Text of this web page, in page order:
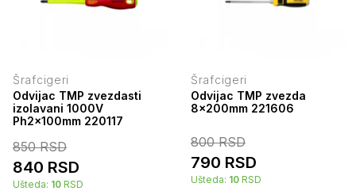
Šrafcigeri
Odvijac TMP zvezdasti
izolavani 1000V
Ph2x100mm 220117
850RSD
840 RSD
Ušteda: 10 RSD
Šrafcigeri
Odvijac TMP zvezda
8x200mm 221606
800RSD
790 RSD
Ušteda: 10 RSD